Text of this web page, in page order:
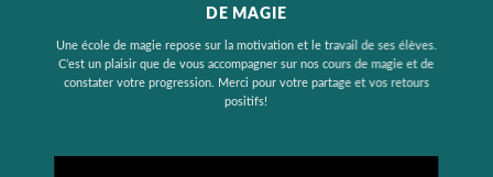
DE MAGIE
Une école de magie repose sur la motivation et le travail de ses élèves.
C’est un plaisir que de vous accompagner sur nos cours de magie et de
constater votre progression. Merci pour votre partage et vos retours
positifs!